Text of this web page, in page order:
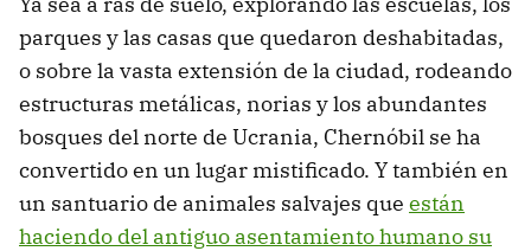
parques y las casas que quedaron deshabitadas,
o sobre la vasta extensión de la ciudad, rodeando
estructuras metálicas, norias y los abundantes
bosques del norte de Ucrania, Chernóbil se ha
convertido en un lugar mistificado. Y también en
un santuario de animales salvajes que están
haciendo del antiguo asentamiento humano su